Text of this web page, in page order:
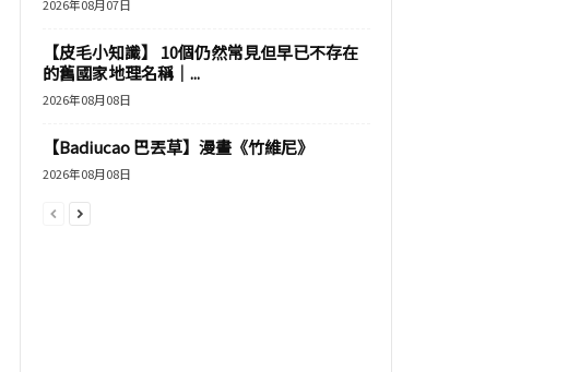
2026年08月07日
【皮毛小知識】 10個仍然常見但早已不存在
的舊國家地理名稱｜...
2026年08月08日
【Badiucao 巴丟草】漫畫《竹維尼》
2026年08月08日